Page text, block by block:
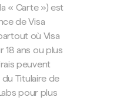
« Carte ») est
de Visa
où Visa
18 ans ou plus
peuvent
Titulaire de
pour plus